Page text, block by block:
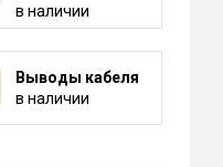
в наличии
Выводы кабеля
в наличии